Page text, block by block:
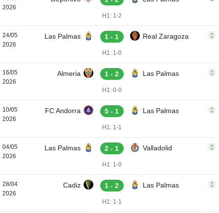
2026
H1: 1-2
24/05
2026
Las Palmas 1 - 1 Real Zaragoza
H1: 1-0
16/05
2026
Almeria 1 - 2 Las Palmas
H1: 0-0
10/05
2026
FC Andorra 5 - 1 Las Palmas
H1: 1-1
04/05
2026
Las Palmas 2 - 1 Valladolid
H1: 1-0
28/04
2026
Cadiz 1 - 2 Las Palmas
H1: 1-1